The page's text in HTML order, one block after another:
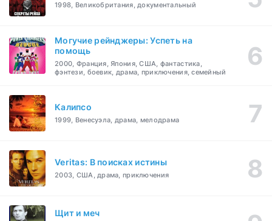
1998, Великобритания, документальный
Могучие рейнджеры: Успеть на
помощь
2000, Франция, Япония, США, фантастика,
фэнтези, боевик, драма, приключения, семейный
Калипсо
1999, Венесуэла, драма, мелодрама
Veritas: В поисках истины
2003, США, драма, приключения
Щит и меч